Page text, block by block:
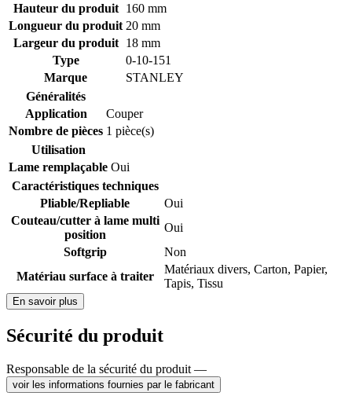
Hauteur du produit
160 mm
Longueur du produit 20 mm
Largeur du produit
18 mm
Type
0-10-151
Marque
STANLEY
Généralités
Application
Couper
Nombre de pièces 1 pièce(s)
Utilisation
Lame remplaçable Oui
Caractéristiques techniques
Pliable/Repliable
Oui
Couteau/cutter à lame multi
position
Oui
Softgrip
Non
Matériau surface à traiter
Matériaux divers, Carton, Papier,
Tapis, Tissu
En savoir plus
Sécurité du produit
Responsable de la sécurité du produit —
voir les informations fournies par le fabricant